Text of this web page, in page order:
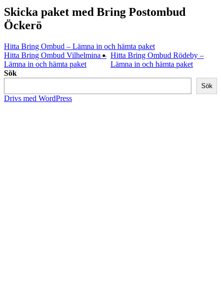
Skicka paket med Bring Postombud
Öckerö
Hitta Bring Ombud – Lämna in och hämta paket
Hitta Bring Ombud Vilhelmina –
Lämna in och hämta paket
Hitta Bring Ombud Rödeby –
Lämna in och hämta paket
Sök
Sök
Drivs med WordPress